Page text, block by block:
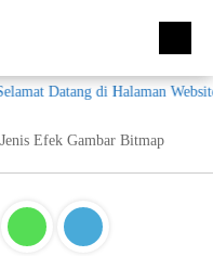
Datang di Halaman Website
Efek Gambar Bitmap